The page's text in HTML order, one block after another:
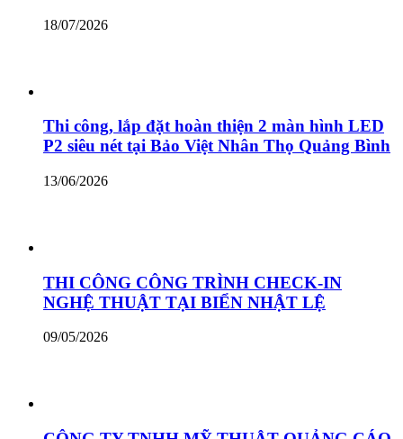
18/07/2026
Thi công, lắp đặt hoàn thiện 2 màn hình LED
P2 siêu nét tại Bảo Việt Nhân Thọ Quảng Bình
13/06/2026
THI CÔNG CÔNG TRÌNH CHECK-IN
NGHỆ THUẬT TẠI BIỂN NHẬT LỆ
09/05/2026